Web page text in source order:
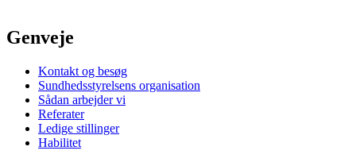
Genveje
Kontakt og besøg
Sundhedsstyrelsens organisation
Sådan arbejder vi
Referater
Ledige stillinger
Habilitet